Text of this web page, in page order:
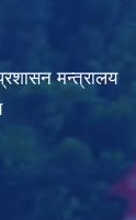
मन्त्रालय